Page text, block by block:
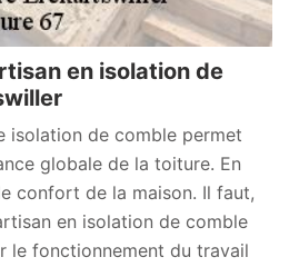
en isolation de
isolation de comble permet
globale de la toiture. En
confort de la maison. Il faut,
en isolation de comble
le fonctionnement du travail